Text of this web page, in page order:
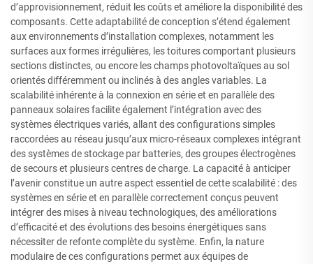
d’approvisionnement, réduit les coûts et améliore la disponibilité des
composants. Cette adaptabilité de conception s’étend également
aux environnements d’installation complexes, notamment les
surfaces aux formes irrégulières, les toitures comportant plusieurs
sections distinctes, ou encore les champs photovoltaïques au sol
orientés différemment ou inclinés à des angles variables. La
scalabilité inhérente à la connexion en série et en parallèle des
panneaux solaires facilite également l’intégration avec des
systèmes électriques variés, allant des configurations simples
raccordées au réseau jusqu’aux micro-réseaux complexes intégrant
des systèmes de stockage par batteries, des groupes électrogènes
de secours et plusieurs centres de charge. La capacité à anticiper
l’avenir constitue un autre aspect essentiel de cette scalabilité : des
systèmes en série et en parallèle correctement conçus peuvent
intégrer des mises à niveau technologiques, des améliorations
d’efficacité et des évolutions des besoins énergétiques sans
nécessiter de refonte complète du système. Enfin, la nature
modulaire de ces configurations permet aux équipes de